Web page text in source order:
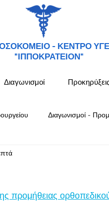
- ΚΕΝΤΡΟ
"ΙΠΠΟΚΡΑΤΕΙΟΝ"
Διαγωνισμοί
Διαγωνισμοί -
προμήθειας ορθοπεδικού